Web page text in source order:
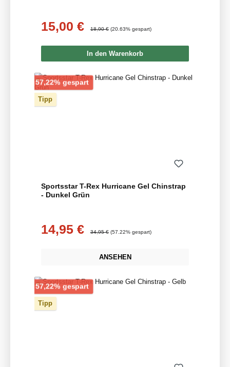
Verkaufspreis:
15,00 € Regulärer Preis:
18,90 € (20.63% gespart)
In den Warenkorb
57,22% gespartRabatt
Tipp
Sportsstar T-Rex Hurricane Gel Chinstrap
- Dunkel Grün
Verkaufspreis:
14,95 € 34,95 € (57.22% gespart)
ANSEHEN
57,22% gespartRabatt
Tipp